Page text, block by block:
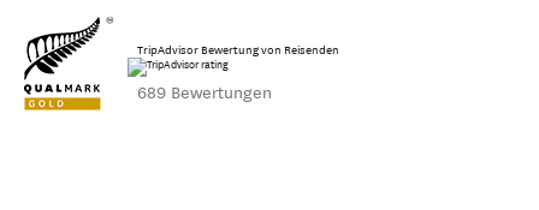
TripAdvisor Bewertung von Reisenden
689 Bewertungen